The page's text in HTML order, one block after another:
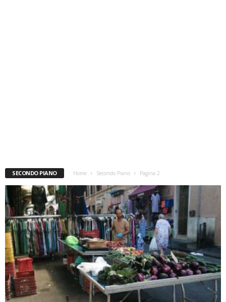
SECONDO PIANO Home Secondo Piano Pagina 2